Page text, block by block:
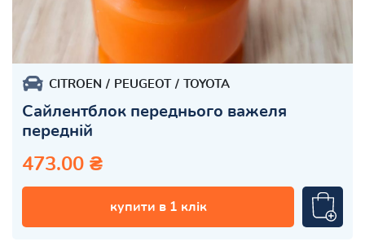
CITROEN PEUGEOT TOYOTA
Сайлентблок переднього важеля
передній
473.00 ₴
купити в 1 клік